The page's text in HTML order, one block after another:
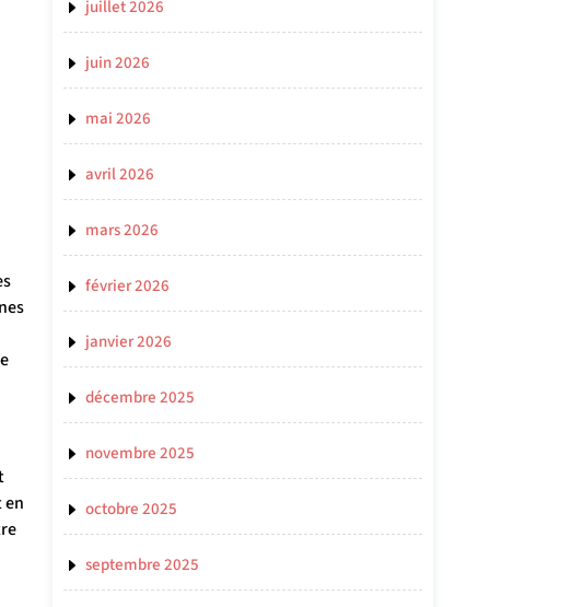
en
juillet 2026
juin 2026
mai 2026
avril 2026
mars 2026
février 2026
janvier 2026
décembre 2025
novembre 2025
octobre 2025
septembre 2025